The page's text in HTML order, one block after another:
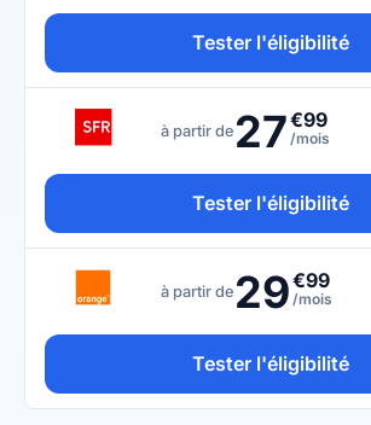
Tester l'éligibilité
à partir de 27€99
/mois
Tester l'éligibilité
à partir de 29€99
/mois
Tester l'éligibilité